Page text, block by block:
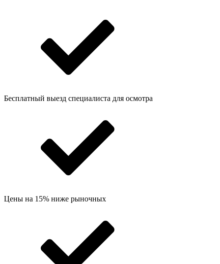
Бесплатный выезд специалиста для осмотра
Цены на 15% ниже рыночных